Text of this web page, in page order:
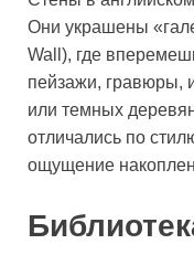
Они украшены
Wall), где
пейзажи, гравюры,
или темных
отличались по
ощущение